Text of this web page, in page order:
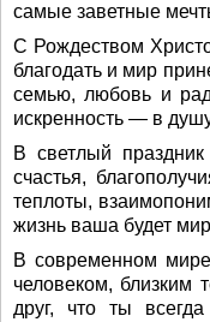
самые заветные
С Рождеством
благодать и мир
семью, любовь и
искренность — в
В светлый
счастья,
теплоты,
жизнь ваша будет
В современном
человеком, близким
друг, что ты